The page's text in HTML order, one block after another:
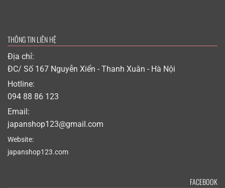
THÔNG TIN LIÊN HỆ
Địa chỉ:
ĐC/ Số 167 Nguyễn Xiển - Thanh Xuân - Hà Nội
Hotline:
094 88 86 123
Email:
japanshop123@gmail.com
Website:
japanshop123.com
FACEBOOK